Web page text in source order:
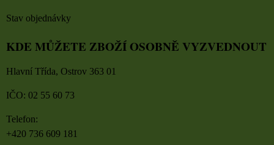
Stav objednávky
KDE MŮŽETE ZBOŽÍ OSOBNĚ VYZVEDNOUT
Hlavní Třída, Ostrov 363 01
IČO: 02 55 60 73
Telefon:
+420 736 609 181